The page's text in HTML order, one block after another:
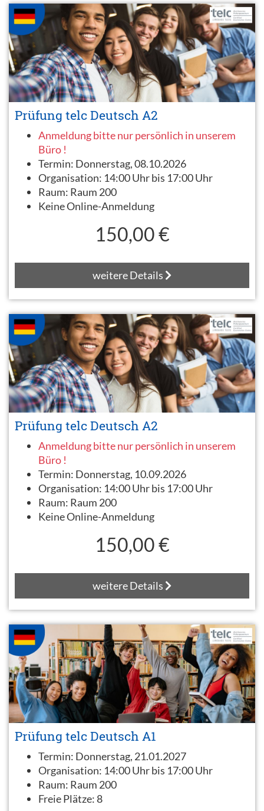
Prüfung telc Deutsch A2
Anmeldung bitte nur persönlich in unserem
Büro !
Termin: Donnerstag, 08.10.2026
Organisation: 14:00 Uhr bis 17:00 Uhr
Raum: Raum 200
Keine Online-Anmeldung
150,00 €
weitere Details
Prüfung telc Deutsch A2
Anmeldung bitte nur persönlich in unserem
Büro !
Termin: Donnerstag, 10.09.2026
Organisation: 14:00 Uhr bis 17:00 Uhr
Raum: Raum 200
Keine Online-Anmeldung
150,00 €
weitere Details
Prüfung telc Deutsch A1
Termin: Donnerstag, 21.01.2027
Organisation: 14:00 Uhr bis 17:00 Uhr
Raum: Raum 200
Freie Plätze: 8